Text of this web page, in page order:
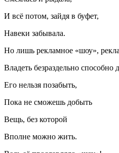
И всё потом, зайдя в буфет,
Навеки забывала.
Но лишь рекламное «шоу»,
Владеть безраздельно способно
Его нельзя позабыть,
Пока не сможешь добыть
Вещь, без которой
Вполне можно жить.